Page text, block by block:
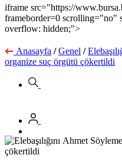
iframe src="https://
frameborder=0 scrolling="no" style=" width: 720px; height:400px;
overflow: hidden;">
Anasayfa / Genel /
organize suç örgütü çökertildi